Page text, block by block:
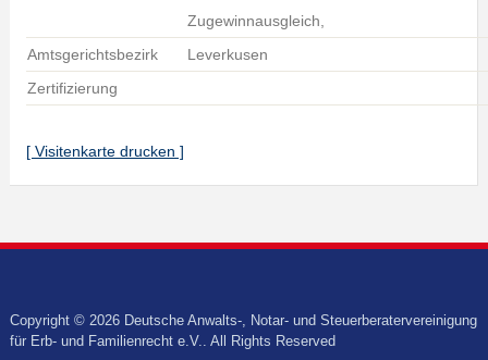
Zugewinnausgleich,
Amtsgerichtsbezirk
Leverkusen
Zertifizierung
[ Visitenkarte drucken ]
Copyright © 2026 Deutsche Anwalts-, Notar- und Steuerberatervereinigung
für Erb- und Familienrecht e.V.. All Rights Reserved